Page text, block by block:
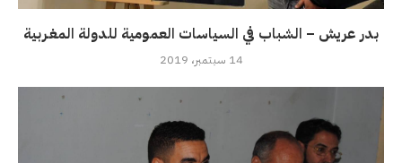
بدر عريش – الشباب في السياسات العمومية للدولة المغـربية
14 سبتمبر، 2019